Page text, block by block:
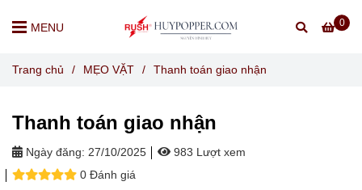
0
MENU
Trang chủ / MẸO VẶT / Thanh toán giao nhận
Thanh toán giao nhận
Ngày đăng: 27/10/2025
983 Lượt xem
0 Đánh giá